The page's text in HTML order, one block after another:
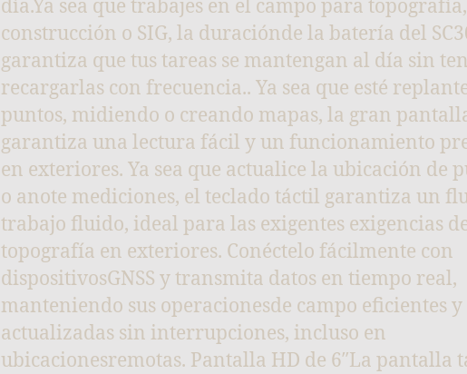
día.Ya sea que trabajes en el campo para topografía,
construcción o SIG, la duraciónde la batería del
garantiza que tus tareas se mantengan al día sin
recargarlas con frecuencia.. Ya sea que esté
puntos, midiendo o creando mapas, la gran
garantiza una lectura fácil y un funcionamiento
en exteriores. Ya sea que actualice la ubicación de
o anote mediciones, el teclado táctil garantiza un
trabajo fluido, ideal para las exigentes exigencias
topografía en exteriores. Conéctelo fácilmente con
dispositivosGNSS y transmita datos en tiempo real,
manteniendo sus operacionesde campo eficientes y
actualizadas sin interrupciones, incluso en
ubicacionesremotas. Pantalla HD de 6″La pantalla